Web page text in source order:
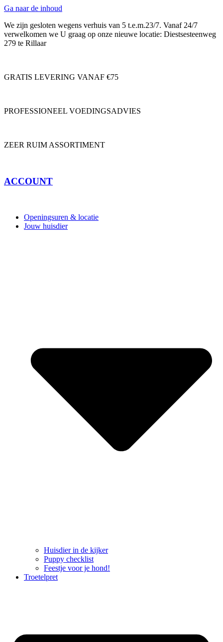
Ga naar de inhoud
We zijn gesloten wegens verhuis van 5 t.e.m.23/7. Vanaf 24/7
verwelkomen we U graag op onze nieuwe locatie: Diestsesteenweg
279 te Rillaar
GRATIS LEVERING VANAF €75
PROFESSIONEEL VOEDINGSADVIES
ZEER RUIM ASSORTIMENT
ACCOUNT
Openingsuren & locatie
Jouw huisdier
Huisdier in de kijker
Puppy checklist
Feestje voor je hond!
Troetelpret